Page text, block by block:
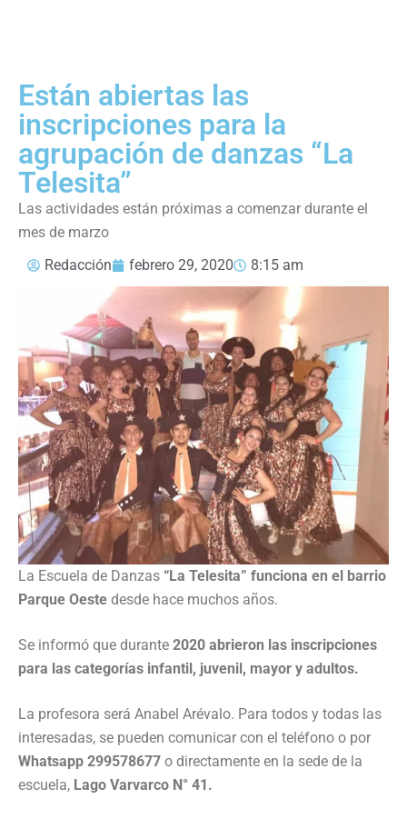
Están abiertas las
inscripciones para la
agrupación de danzas “La
Telesita”
Las actividades están próximas a comenzar durante el
mes de marzo
Redacción
febrero 29, 2020 8:15 am
La Escuela de Danzas “La Telesita” funciona en el barrio
Parque Oeste desde hace muchos años.
Se informó que durante 2020 abrieron las inscripciones
para las categorías infantil, juvenil, mayor y adultos.
La profesora será Anabel Arévalo. Para todos y todas las
interesadas, se pueden comunicar con el teléfono o por
Whatsapp 299578677 o directamente en la sede de la
escuela, Lago Varvarco N° 41.